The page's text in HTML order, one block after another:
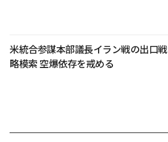
米統合参謀本部議長イラン戦の出口戦
略模索 空爆依存を戒める